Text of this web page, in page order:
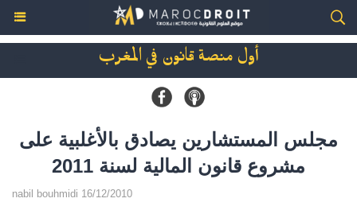
أول منصة قانون في المغرب
مجلس المستشارين يصادق بالأغلبية على
مشروع قانون المالية لسنة 2011
nabil bouhmidi 16/12/2010